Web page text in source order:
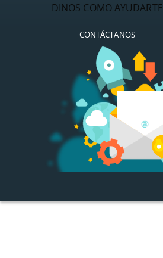
DINOS COMO AYUDARTE
CONTÁCTANOS